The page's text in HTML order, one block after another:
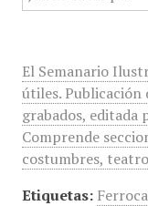
El Semanario
útiles. Publicación
grabados, editada
Comprende
costumbres,
Etiquetas: